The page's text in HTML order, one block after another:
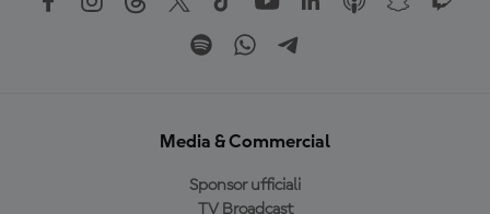
Media & Commercial
Sponsor ufficiali
TV Broadcast